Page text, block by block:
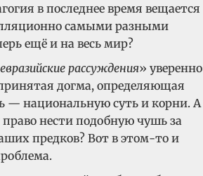
в последнее время вещается
самыми разными
ещё и на весь мир?
рассуждения» уверенно
догма, определяющая
— национальную суть и корни. А
право нести подобную чушь за
предков? Вот в этом-то и